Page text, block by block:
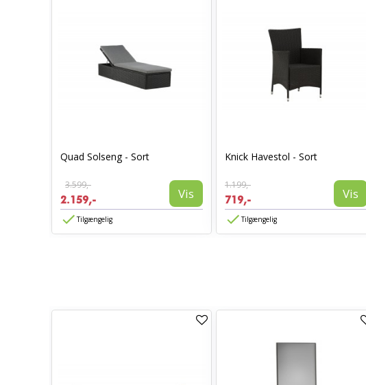
Quad Solseng - Sort
3.599,-
2.159,- Vis
Tilgængelig
Knick Havestol - Sort
1.199,-
719,- Vis
Tilgængelig